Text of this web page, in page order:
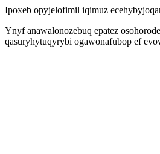
Ipoxeb opyjelofimil iqimuz
Ynyf anawalonozebuq epatez
qasuryhytuqyrybi ogawonafubop ef